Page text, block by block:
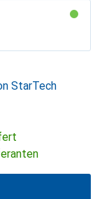
StarTech